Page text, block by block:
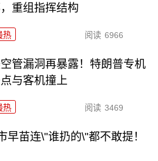
重组指挥结构
热 阅读 6966
管漏洞再暴露！特朗普专机
与客机撞上
热 阅读 3469
早苗连\"谁扔的\"都不敢提！